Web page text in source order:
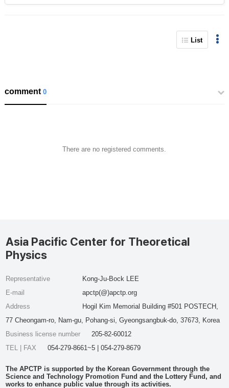
List
comment0
There are no registered comments.
Asia Pacific Center for Theoretical
Physics
Representative
Kong-Ju-Bock LEE
E-mail
apctp(@)apctp.org
Address
Hogil Kim Memorial Building #501 POSTECH,
77 Cheongam-ro, Nam-gu, Pohang-si, Gyeongsangbuk-do, 37673, Korea
Business license number
205-82-60012
TEL | FAX
054-279-8661~5 | 054-279-8679
The APCTP is supported by the Korean Government through the
Science and Technology Promotion Fund and the Lottery Fund, and
works to enhance public value through its activities.